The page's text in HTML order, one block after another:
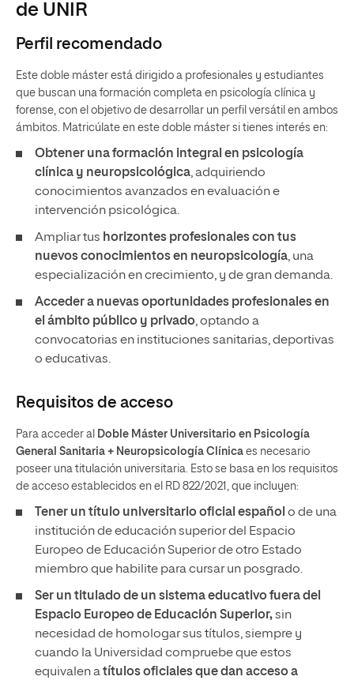
de UNIR
Perfil recomendado
Este doble máster está dirigido a profesionales y estudiantes
que buscan una formación completa en psicología clínica y
forense, con el objetivo de desarrollar un perfil versátil en ambos
ámbitos. Matricúlate en este doble máster si tienes interés en:
Obtener unaformación integral en psicología
clínica y neuropsicológica, adquiriendo
conocimientos avanzados en evaluación e
intervención psicológica.
Ampliar tus horizontes profesionales con tus
nuevos conocimientos en neuropsicología, una
especialización en crecimiento, y de gran demanda.
Acceder a nuevas oportunidades profesionales en
el ámbito público y privado, optando a
convocatorias en instituciones sanitarias, deportivas
o educativas.
Requisitos de acceso
Para acceder al Doble Máster Universitario en Psicología
General Sanitaria + Neuropsicología Clínica es necesario
poseer una titulación universitaria. Esto se basa en los requisitos
de acceso establecidos en el RD 822/2021, que incluyen:
Tener un título universitario oficial español o de una
institución de educación superior del Espacio
Europeo de Educación Superior de otro Estado
miembro que habilite para cursar un posgrado.
Ser un titulado de un sistema educativo fuera del
Espacio Europeo de Educación Superior,sin
necesidad de homologar sus títulos, siempre y
cuando la Universidad compruebe que estos
equivalen atítulos oficiales que dan acceso a